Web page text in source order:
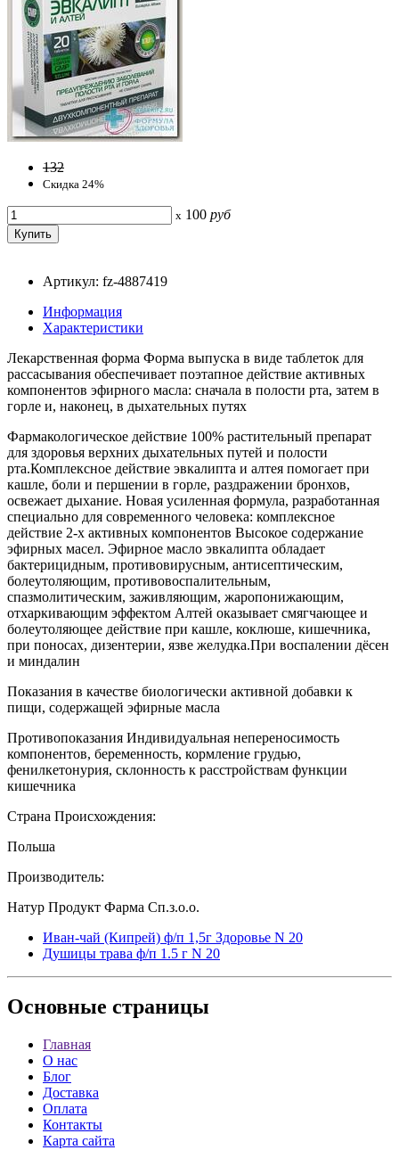
132
Скидка 24%
x 100 руб
Артикул: fz-4887419
Информация
Характеристики
Лекарственная форма Форма выпуска в виде таблеток для
рассасывания обеспечивает поэтапное действие активных
компонентов эфирного масла: сначала в полости рта, затем в
горле и, наконец, в дыхательных путях
Фармакологическое действие 100% растительный препарат
для здоровья верхних дыхательных путей и полости
рта.Комплексное действие эвкалипта и алтея помогает при
кашле, боли и першении в горле, раздражении бронхов,
освежает дыхание. Новая усиленная формула, разработанная
специально для современного человека: комплексное
действие 2-х активных компонентов Высокое содержание
эфирных масел. Эфирное масло эвкалипта обладает
бактерицидным, противовирусным, антисептическим,
болеутоляющим, противовоспалительным,
спазмолитическим, заживляющим, жаропонижающим,
отхаркивающим эффектом Алтей оказывает смягчающее и
болеутоляющее действие при кашле, коклюше, кишечника,
при поносах, дизентерии, язве желудка.При воспалении дёсен
и миндалин
Показания в качестве биологически активной добавки к
пищи, содержащей эфирные масла
Противопоказания Индивидуальная непереносимость
компонентов, беременность, кормление грудью,
фенилкетонурия, склонность к расстройствам функции
кишечника
Страна Происхождения:
Польша
Производитель:
Натур Продукт Фарма Сп.з.о.о.
Иван-чай (Кипрей) ф/п 1,5г Здоровье N 20
Душицы трава ф/п 1.5 г N 20
Основные страницы
Главная
О нас
Блог
Доставка
Оплата
Контакты
Карта сайта